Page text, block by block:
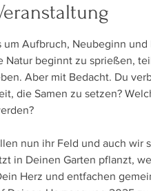
um Aufbruch, Neubeginn
Natur beginnt zu sprießen,
Aber mit Bedacht. Du
die Samen zu setzen?
nun ihr Feld und auch
in Deinen Garten pflanzt,
Herz und entfachen